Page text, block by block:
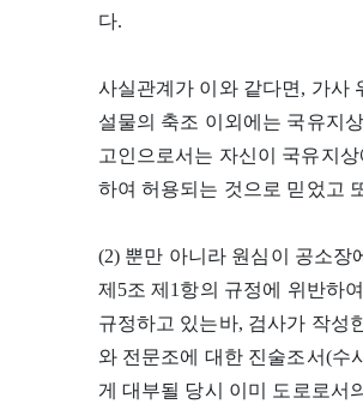
다.
사실관계가 이와 같다면, 가사
설물의 축조 이외에는 국유지
고인으로서는 자신이 국유지
하여 허용되는 것으로 믿었고
(2) 뿐만 아니라 원심이 공소장
제5조 제1항의 규정에 위반하
규정하고 있는바, 검사가 작성
와 전문조에 대한 진술조서(수
게 대부될 당시 이미 도로로서